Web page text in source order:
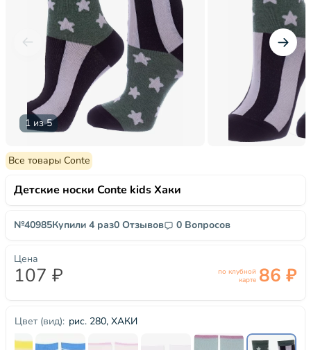
1 из 5
Все товары Conte
Детские носки Conte kids Хаки
№40985Купили 4 раз0 Отзывов 0 Вопросов
Цвет (вид): рис. 280, ХАКИ
Цена
107 ₽
по клубной
карте 86 ₽